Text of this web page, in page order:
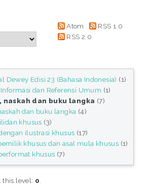
Atom
RSS 1.0
RSS 2.0
Dewey Edisi 23 (Bahasa Indonesia) (1)
dan Referensi Umum (1)
naskah dan buku langka (7)
dan buku langka (4)
khusus (3)
ilustrasi khusus (17)
khusus dan asal mula khusus (1)
khusus (7)
this level: 0